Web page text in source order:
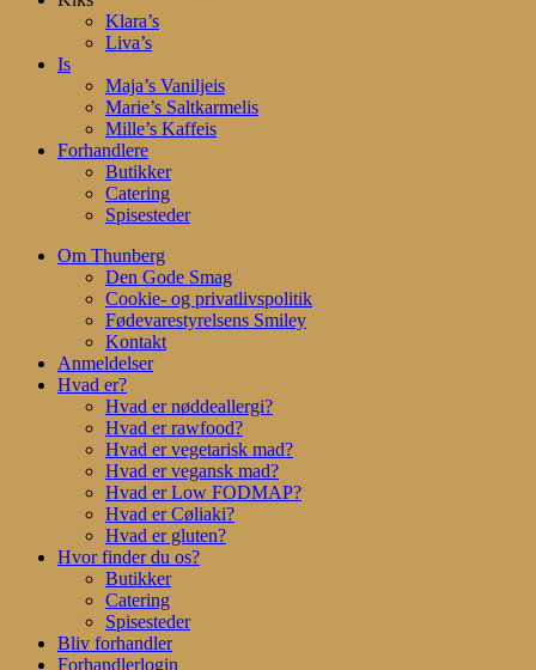
Klara’s
Liva’s
Is
Maja’s Vaniljeis
Marie’s Saltkarmelis
Mille’s Kaffeis
Forhandlere
Butikker
Catering
Spisesteder
Om Thunberg
Den Gode Smag
Cookie- og privatlivspolitik
Fødevarestyrelsens Smiley
Kontakt
Anmeldelser
Hvad er?
Hvad er nøddeallergi?
Hvad er rawfood?
Hvad er vegetarisk mad?
Hvad er vegansk mad?
Hvad er Low FODMAP?
Hvad er Cøliaki?
Hvad er gluten?
Hvor finder du os?
Butikker
Catering
Spisesteder
Bliv forhandler
Forhandlerlogin